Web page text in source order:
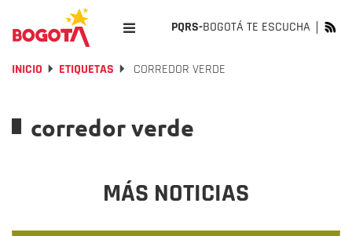
PQRS-BOGOTÁ TE ESCUCHA
INICIO ETIQUETAS CORREDOR VERDE
corredor verde
MÁS NOTICIAS